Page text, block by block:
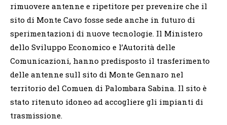
rimuovere antenne e ripetitore per prevenire che il
sito di Monte Cavo fosse sede anche in futuro di
sperimentazioni di nuove tecnologie. Il Ministero
dello Sviluppo Economico e l’Autorità delle
Comunicazioni, hanno predisposto il trasferimento
delle antenne sull sito di Monte Gennaro nel
territorio del Comuen di Palombara Sabina. Il sito è
stato ritenuto idoneo ad accogliere gli impianti di
trasmissione.